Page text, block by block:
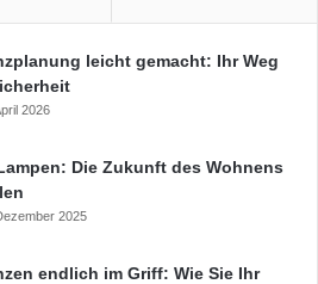
leicht gemacht: Ihr Weg
2026
Die Zukunft des Wohnens
2025
endlich im Griff: Wie Sie Ihr